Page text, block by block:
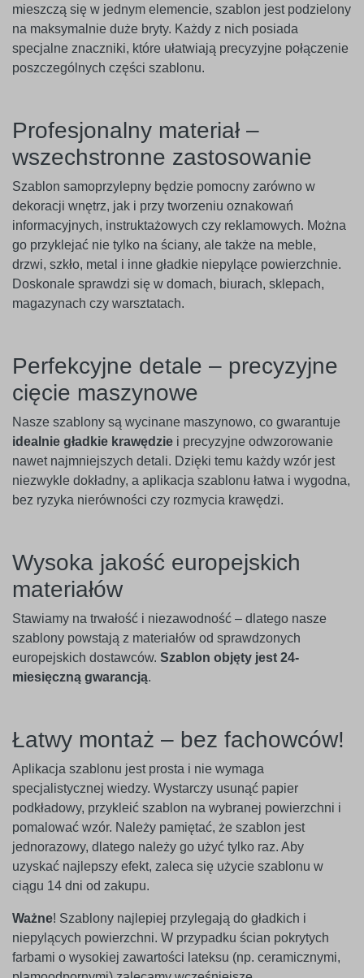
mieszczą się w jednym elemencie, szablon jest podzielony
na maksymalnie duże bryty. Każdy z nich posiada
specjalne znaczniki, które ułatwiają precyzyjne połączenie
poszczególnych części szablonu.
Profesjonalny materiał –
wszechstronne zastosowanie
Szablon samoprzylepny będzie pomocny zarówno w
dekoracji wnętrz, jak i przy tworzeniu oznakowań
informacyjnych, instruktażowych czy reklamowych. Można
go przyklejać nie tylko na ściany, ale także na meble,
drzwi, szkło, metal i inne gładkie niepylące powierzchnie.
Doskonale sprawdzi się w domach, biurach, sklepach,
magazynach czy warsztatach.
Perfekcyjne detale – precyzyjne
cięcie maszynowe
Nasze szablony są wycinane maszynowo, co gwarantuje
idealnie gładkie krawędzie i precyzyjne odwzorowanie
nawet najmniejszych detali. Dzięki temu każdy wzór jest
niezwykle dokładny, a aplikacja szablonu łatwa i wygodna,
bez ryzyka nierówności czy rozmycia krawędzi.
Wysoka jakość europejskich
materiałów
Stawiamy na trwałość i niezawodność – dlatego nasze
szablony powstają z materiałów od sprawdzonych
europejskich dostawców. Szablon objęty jest 24-
miesięczną gwarancją.
Łatwy montaż – bez fachowców!
Aplikacja szablonu jest prosta i nie wymaga
specjalistycznej wiedzy. Wystarczy usunąć papier
podkładowy, przykleić szablon na wybranej powierzchni i
pomalować wzór. Należy pamiętać, że szablon jest
jednorazowy, dlatego należy go użyć tylko raz. Aby
uzyskać najlepszy efekt, zaleca się użycie szablonu w
ciągu 14 dni od zakupu.
Ważne! Szablony najlepiej przylegają do gładkich i
niepylących powierzchni. W przypadku ścian pokrytych
farbami o wysokiej zawartości lateksu (np. ceramicznymi,